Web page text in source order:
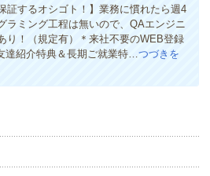
証するオシゴト！】業務に慣れたら週4
ラミング工程は無いので、QAエンジニ
！（規定有）＊来社不要のWEB登録
達紹介特典＆長期ご就業特…つづきを